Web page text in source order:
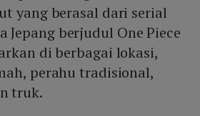
yang berasal dari serial
Jepang berjudul One Piece
di berbagai lokasi,
perahu tradisional,
truk.